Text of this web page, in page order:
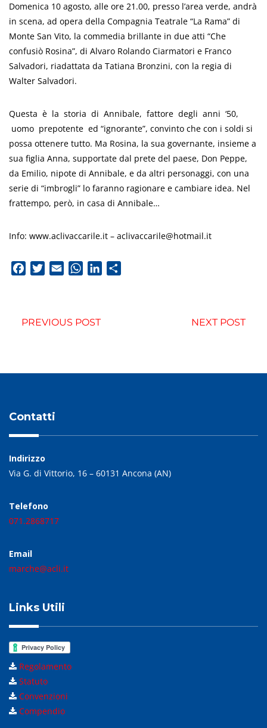
Domenica 10 agosto, alle ore 21.00, presso l’area verde, andrà
in scena, ad opera della Compagnia Teatrale “La Rama” di
Monte San Vito, la commedia brillante in due atti “Che
confusiò Rosina”, di Alvaro Rolando Ciarmatori e Franco
Salvadori, riadattata da Tatiana Bronzini, con la regia di
Walter Salvadori.
Questa è la storia di Annibale, fattore degli anni ‘50,
uomo prepotente ed “ignorante”, convinto che con i soldi si
possa ottenere tutto. Ma Rosina, la sua governante, insieme a
sua figlia Anna, supportate dal prete del paese, Don Peppe,
da Emilio, nipote di Annibale, e da altri personaggi, con una
serie di “imbrogli” lo faranno ragionare e cambiare idea. Nel
frattempo, però, in casa di Annibale…
Info: www.aclivaccarile.it – aclivaccarile@hotmail.it
FacebookTwitterEmail WhatsApp
LinkedIn
PREVIOUS POST NEXT POST
Contatti
Indirizzo
Via G. di Vittorio, 16 – 60131 Ancona (AN)
Telefono
071.2868717
Email
marche@acli.it
Links Utili
Regolamento
Statuto
Convenzioni
Compendio